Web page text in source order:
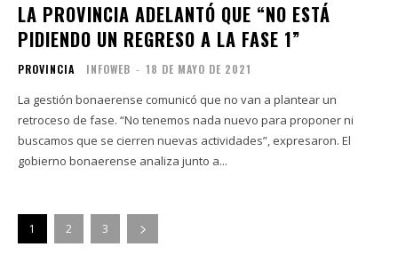
LA PROVINCIA ADELANTÓ QUE “NO ESTÁ
PIDIENDO UN REGRESO A LA FASE 1”
PROVINCIA INFOWEB - 18 DE MAYO DE 2021
La gestión bonaerense comunicó que no van a plantear un
retroceso de fase. “No tenemos nada nuevo para proponer ni
buscamos que se cierren nuevas actividades”, expresaron. El
gobierno bonaerense analiza junto a...
1 2 3